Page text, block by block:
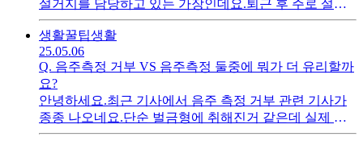
데 매월 마이너슨데 여행갈 돈이 어디있나요?방법이 없
을까요?진짜 미치겠습니다. 혼자 절약하고 혼자 쫌생이
가 된것같은 이런 기분 아시나요......
설거지를 담당하고 있는 가장인데요.퇴근 후 주로 설거
지를 하는데 항상 어지럽혀져 있어요. (참고로 와이프도
일을 하고 있어요) 요리하고 난 후, 먹고난 후에는 싱크
대로 정리해주고 물에 담궈놔 줬으면 하는데 그냥 방치
해둡니다. ㅠㅠ이거까지 제가 하는게 맞는건가요?배려
의 영역이라고 생각하는데...제가 빨래할 옷을 집안 아무
곳에다 벗어두는거랑 뭐가다른지...
생활꿀팁생활
25.05.06
Q. 음주측정 거부 VS 음주측정 둘중에 뭐가 더 유리할까
요?
안녕하세요.최근 기사에서 음주 측정 거부 관련 기사가
종종 나오네요.단순 벌금형에 취해진거 같은데 실제 그
이상 어떤 처벌을 받는지 궁금합니다.최근 판례중에 가